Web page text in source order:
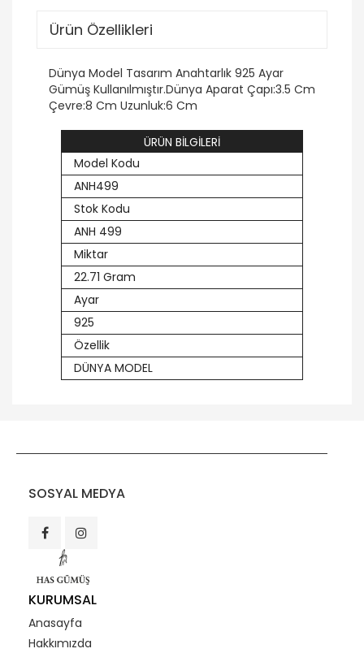
Ürün Özellikleri
Dünya Model Tasarım Anahtarlık 925 Ayar
Gümüş Kullanılmıştır.Dünya Aparat Çapı:3.5 Cm
Çevre:8 Cm Uzunluk:6 Cm
ÜRÜN BİLGİLERİ
Model Kodu
ANH499
Stok Kodu
ANH 499
Miktar
22.71 Gram
Ayar
925
Özellik
DÜNYA MODEL
SOSYAL MEDYA
KURUMSAL
Anasayfa
Hakkımızda